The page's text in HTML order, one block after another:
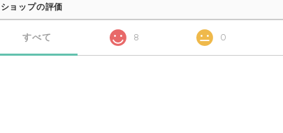
ショップの評価
すべて 8 0